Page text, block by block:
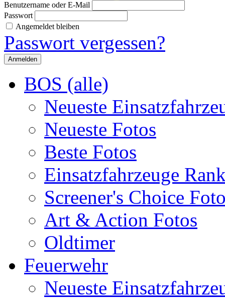
Benutzername oder E-Mail
Passwort
Angemeldet bleiben
Passwort vergessen?
BOS (alle)
Neueste
Neueste Fotos
Beste Fotos
Einsatzfahrzeuge
Screener's Choice
Art & Action Fotos
Oldtimer
Feuerwehr
Neueste